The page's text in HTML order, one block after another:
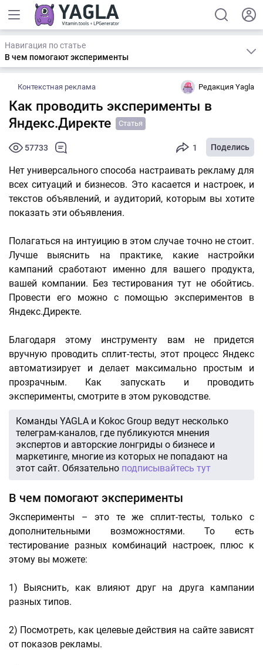
Навигация по статье
В чем помогают эксперименты
Контекстная реклама Редакция Yagla
Как проводить эксперименты в
Яндекс.Директе
Статья
57733 1 Поделись
Нет универсального способа настраивать рекламу для
всех ситуаций и бизнесов. Это касается и настроек, и
текстов объявлений, и аудиторий, которым вы хотите
показать эти объявления.
Полагаться на интуицию в этом случае точно не стоит.
Лучше выяснить на практике, какие настройки
кампаний сработают именно для вашего продукта,
вашей компании. Без тестирования тут не обойтись.
Провести его можно с помощью экспериментов в
Яндекс.Директе.
Благодаря этому инструменту вам не придется
вручную проводить сплит-тесты, этот процесс Яндекс
автоматизирует и делает максимально простым и
прозрачным. Как запускать и проводить
эксперименты, смотрите в этом руководстве.
Команды YAGLA и Kokoc Group ведут несколько
телеграм-каналов, где публикуются мнения
экспертов и авторские лонгриды о бизнесе и
маркетинге, многие из которых не попадают на
этот сайт. Обязательно подписывайтесь тут
В чем помогают эксперименты
Эксперименты – это те же сплит-тесты, только с
дополнительными возможностями. То есть
тестирование разных комбинаций настроек, плюс к
этому вы можете:
1) Выяснить, как влияют друг на друга кампании
разных типов.
2) Посмотреть, как целевые действия на сайте зависят
от показов рекламы.